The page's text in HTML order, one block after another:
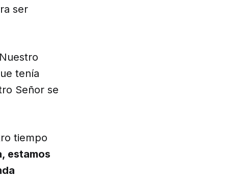
ser
tenía
Señor se
tiempo
estamos